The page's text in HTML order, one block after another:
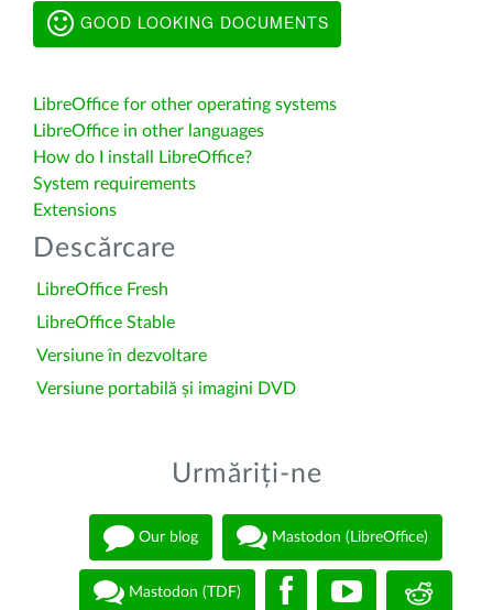
GOOD LOOKING DOCUMENTS
LibreOffice for other operating systems
LibreOffice in other languages
How do I install LibreOffice?
System requirements
Extensions
Descărcare
LibreOffice Fresh
LibreOffice Stable
Versiune în dezvoltare
Versiune portabilă și imagini DVD
Urmăriți-ne
Our blog Mastodon (LibreOffice)
Mastodon (TDF)